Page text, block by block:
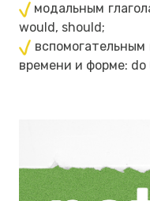
модальным
would, should;
времени и форме: do